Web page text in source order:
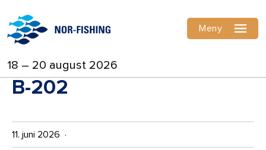
18 – 20 august 2026
Meny
B-202
11. juni 2026 ·